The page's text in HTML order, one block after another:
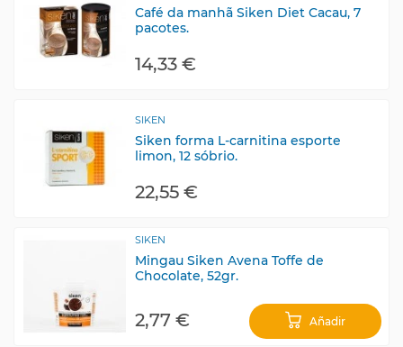
Café da manhã Siken Diet Cacau, 7
pacotes.
14,33 €
SIKEN
Siken forma L-carnitina esporte
limon, 12 sóbrio.
22,55 €
SIKEN
Mingau Siken Avena Toffe de
Chocolate, 52gr.
2,77 € Añadir